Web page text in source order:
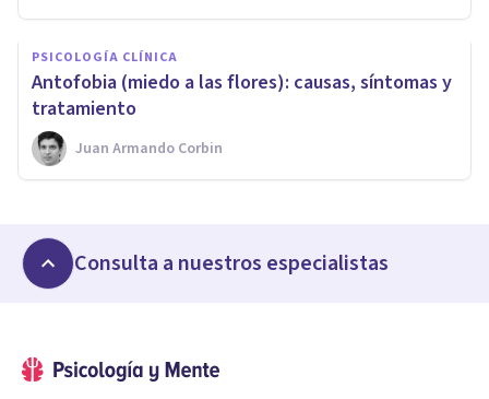
PSICOLOGÍA CLÍNICA
Antofobia (miedo a las flores): causas, síntomas y
tratamiento
Juan Armando Corbin
Consulta a nuestros especialistas